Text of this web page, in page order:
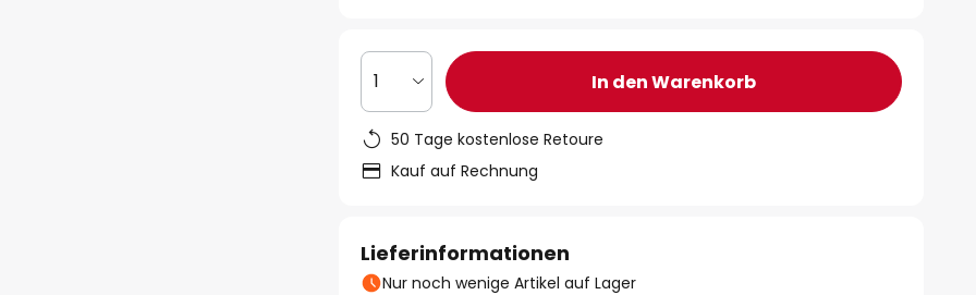
1 In den Warenkorb
50 Tage kostenlose Retoure
Kauf auf Rechnung
Lieferinformationen
Nur noch wenige Artikel auf Lager